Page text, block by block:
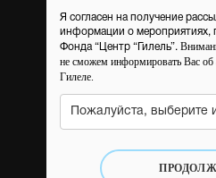
Я согласен на получение
информации о мероприятиях,
Фонда “Центр “Гилель”.
не сможем информировать Вас об
Гилеле.
Пожалуйста, выберите